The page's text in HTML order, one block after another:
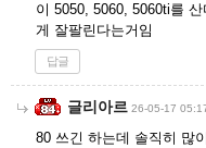
이 5050, 5060, 5060ti를
게 잘팔린다는거임
답글
글리아르 26-05-17
80 쓰긴 하는데 솔직히 많